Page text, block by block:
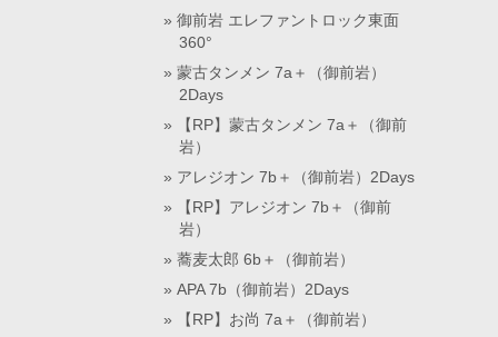
御前岩 エレファントロック東面
360°
蒙古タンメン 7a＋（御前岩）
2Days
【RP】蒙古タンメン 7a＋（御前
岩）
アレジオン 7b＋（御前岩）2Days
【RP】アレジオン 7b＋（御前
岩）
蕎麦太郎 6b＋（御前岩）
APA 7b（御前岩）2Days
【RP】お尚 7a＋（御前岩）